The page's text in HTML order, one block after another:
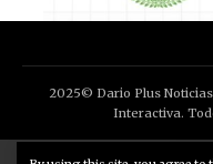
2025© Dario Plus
Interactiva.